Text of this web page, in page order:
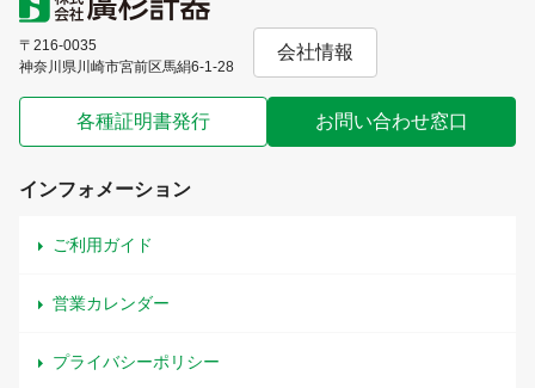
〒216-0035
神奈川県川崎市宮前区馬絹6-1-28
会社情報
各種証明書発行 お問い合わせ窓口
インフォメーション
ご利用ガイド
営業カレンダー
プライバシーポリシー